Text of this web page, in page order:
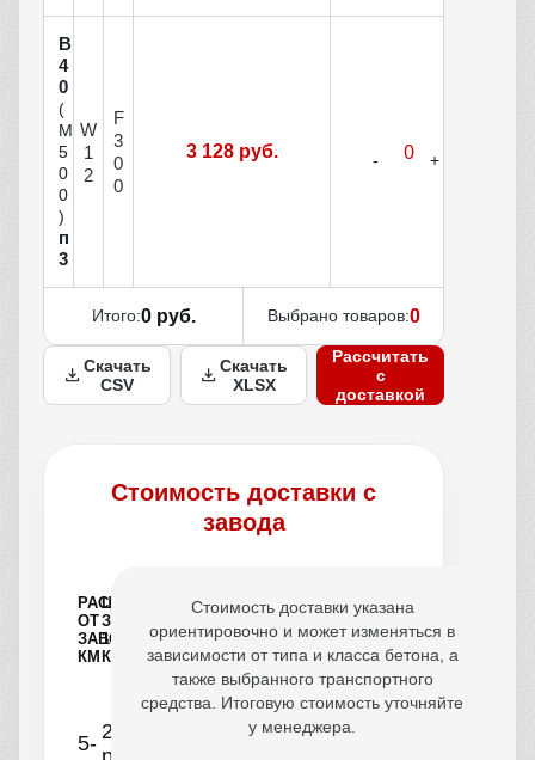
В
4
0
(
М
5
0
0
)
п
3
W
1
2
F
3
0
0
3 128 руб.
Итого:0 руб. Выбрано товаров:0
Скачать
CSV
Скачать
XLSX
Рассчитать
с
доставкой
Стоимость доставки с
завода
РАССТОЯНИЕ
ОТ
ЗАВОДА,
КМ
ЦЕНА
ЗА
1
КУБ
5- 250
Стоимость доставки указана
ориентировочно и может изменяться в
зависимости от типа и класса бетона, а
также выбранного транспортного
средства. Итоговую стоимость уточняйте
у менеджера.